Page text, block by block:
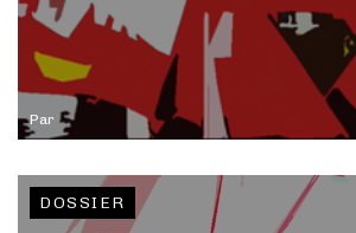
Par
DOSSIER